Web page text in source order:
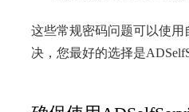
这些常规密码问题可以使
决，您最好的选择是